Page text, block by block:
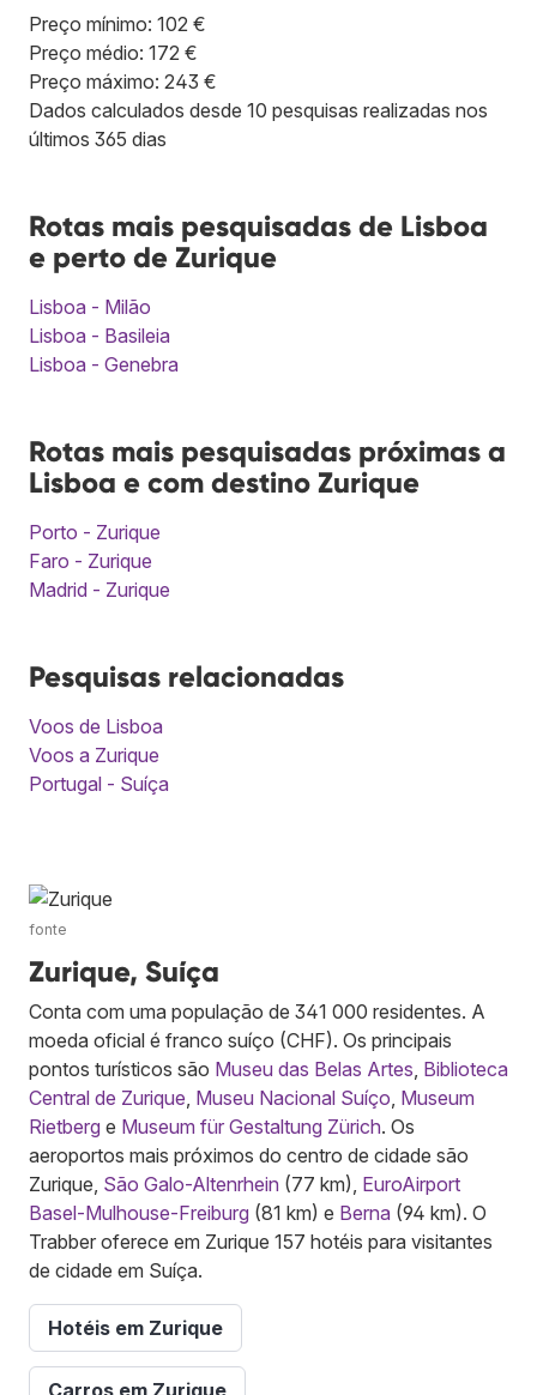
Preço mínimo: 102 €
Preço médio: 172 €
Preço máximo: 243 €
Dados calculados desde 10 pesquisas realizadas nos
últimos 365 dias
Rotas mais pesquisadas de Lisboa
e perto de Zurique
Lisboa - Milão
Lisboa - Basileia
Lisboa - Genebra
Rotas mais pesquisadas próximas a
Lisboa e com destino Zurique
Porto - Zurique
Faro - Zurique
Madrid - Zurique
Pesquisas relacionadas
Voos de Lisboa
Voos a Zurique
Portugal - Suíça
fonte
Zurique, Suíça
Conta com uma população de 341 000 residentes. A
moeda oficial é franco suíço (CHF). Os principais
pontos turísticos são Museu das Belas Artes Biblioteca
Central de Zurique Museu Nacional Suíço Museum
Rietberg e Museum für Gestaltung Zürich. Os
aeroportos mais próximos do centro de cidade são
Zurique, São Galo-Altenrhein (77 km), EuroAirport
Basel-Mulhouse-Freiburg (81 km) e Berna (94 km). O
Trabber oferece em Zurique 157 hotéis para visitantes
de cidade em Suíça.
Hotéis em Zurique
Carros em Zurique